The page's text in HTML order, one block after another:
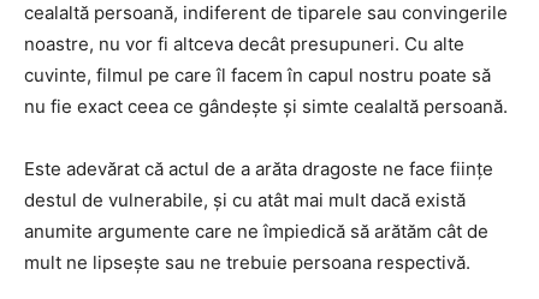
cealaltă persoană, indiferent de tiparele sau convingerile
noastre, nu vor fi altceva decât presupuneri. Cu alte
cuvinte, filmul pe care îl facem în capul nostru poate să
nu fie exact ceea ce gândește și simte cealaltă persoană.
Este adevărat că actul de a arăta dragoste ne face ființe
destul de vulnerabile, și cu atât mai mult dacă există
anumite argumente care ne împiedică să arătăm cât de
mult ne lipsește sau ne trebuie persoana respectivă.